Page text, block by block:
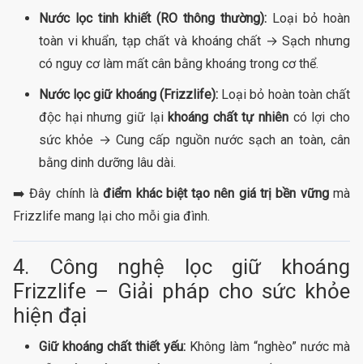
Nước lọc tinh khiết (RO thông thường): Loại bỏ hoàn
toàn vi khuẩn, tạp chất và khoáng chất → Sạch nhưng
có nguy cơ làm mất cân bằng khoáng trong cơ thể.
Nước lọc giữ khoáng (Frizzlife):Loại bỏ hoàn toàn chất
độc hại nhưng giữ lại khoáng chất tự nhiên có lợi cho
sức khỏe → Cung cấp nguồn nước sạch an toàn, cân
bằng dinh dưỡng lâu dài.
➡️ Đây chính làđiểm khác biệt tạo nên giá trị bền vữngmà
Frizzlife mang lại cho mỗi gia đình.
4. Công nghệ lọc giữ khoáng
Frizzlife – Giải pháp cho sức khỏe
hiện đại
Giữ khoáng chất thiết yếu: Không làm “nghèo” nước mà